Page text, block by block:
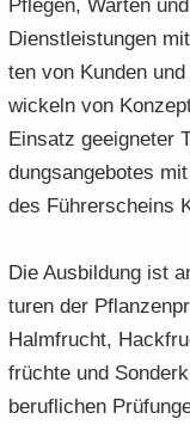
Pfle­gen, War­ten
Dienst­leis­tun­gen
ten von Kun­den
wi­ckeln von
Ein­satz ge­eig­ne­ter
dungs­an­ge­bo­tes
des Füh­rer­scheins
Die Aus­bil­dung ist
tu­ren der
Halm­frucht,
früch­te und
be­ruf­li­chen